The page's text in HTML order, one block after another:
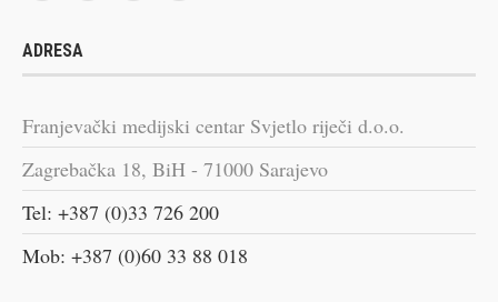
ADRESA
Franjevački medijski centar Svjetlo riječi d.o.o.
Zagrebačka 18, BiH - 71000 Sarajevo
Tel: +387 (0)33 726 200
Mob: +387 (0)60 33 88 018